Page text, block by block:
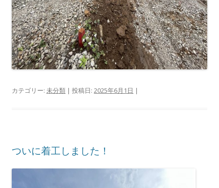
カテゴリー: 未分類 | 投稿日: 2025年6月1日 |
ついに着工しました！